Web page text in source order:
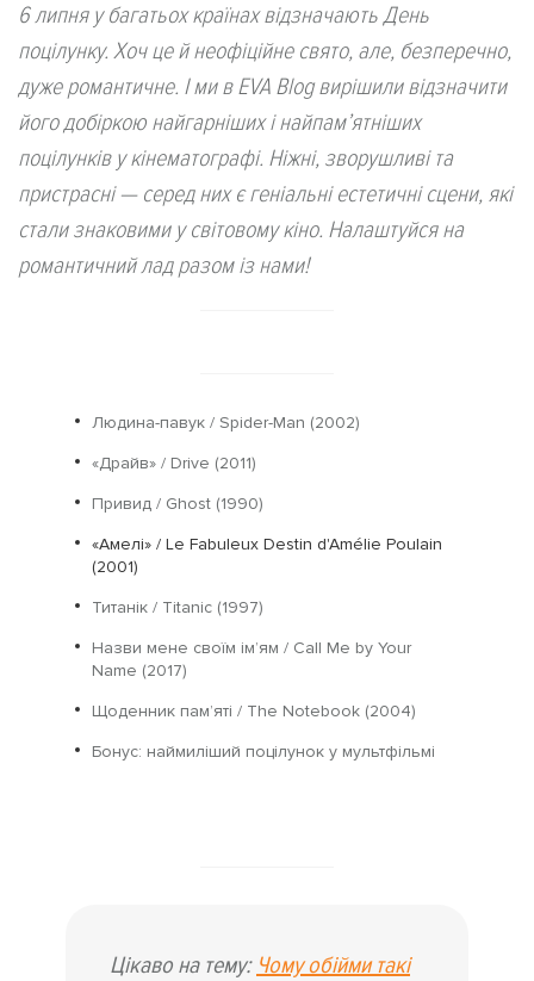
6 липня у багатьох країнах відзначають День
поцілунку. Хоч це й неофіційне свято, але, безперечно,
дуже романтичне. І ми в EVA Blog вирішили відзначити
його добіркою найгарніших і найпам’ятніших
поцілунків у кінематографі. Ніжні, зворушливі та
пристрасні — серед них є геніальні естетичні сцени, які
стали знаковими у світовому кіно. Налаштуйся на
романтичний лад разом із нами!
Людина-павук / Spider-Man (2002)
«Драйв» / Drive (2011)
Привид / Ghost (1990)
«Амелі» / Le Fabuleux Destin d'Amélie Poulain
(2001)
Титанік / Titanic (1997)
Назви мене своїм ім’ям / Call Me by Your
Name (2017)
Щоденник пам’яті / The Notebook (2004)
Бонус: наймиліший поцілунок у мультфільмі
Цікаво на тему: Чому обійми такі